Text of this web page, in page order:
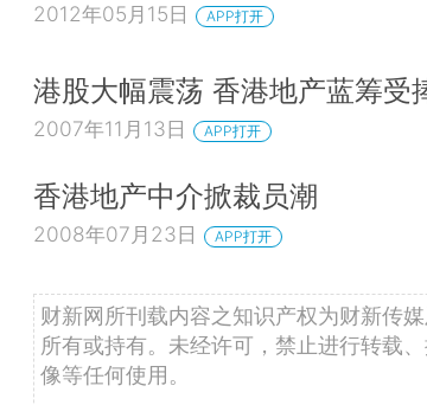
2012年05月15日 APP打开
港股大幅震荡 香港地产蓝筹受
2007年11月13日 APP打开
香港地产中介掀裁员潮
2008年07月23日 APP打开
财新网所刊载内容之知识产权为财新传
所有或持有。未经许可，禁止进行转载
像等任何使用。